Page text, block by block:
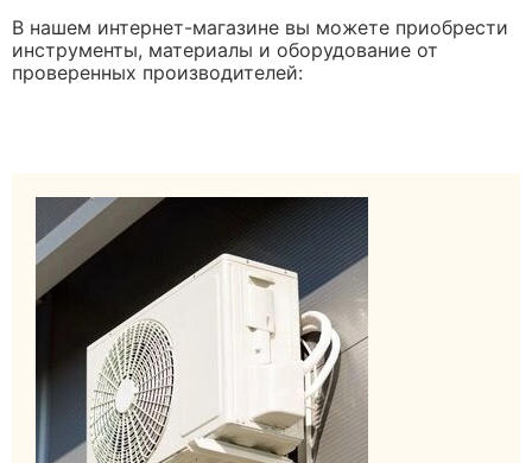
В нашем интернет-магазине вы можете приобрести
инструменты, материалы и оборудование от
проверенных производителей: